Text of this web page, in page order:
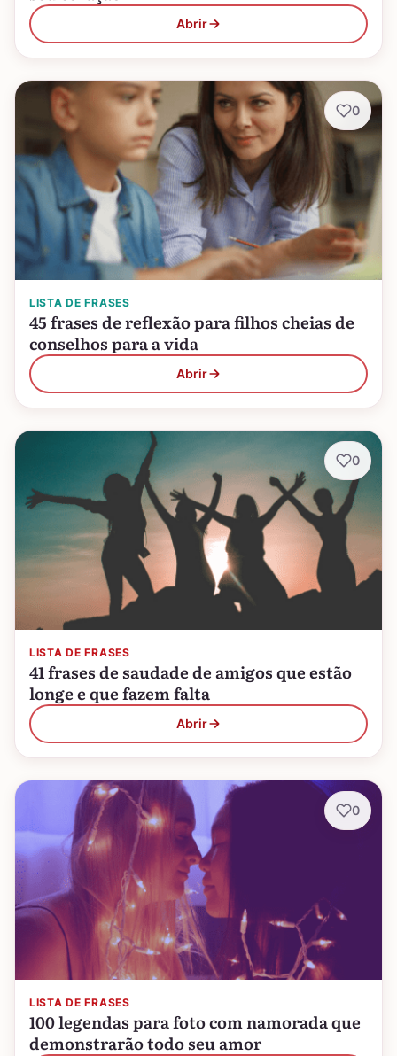
Abrir
LISTA DE FRASES
45 frases de reflexão para filhos cheias de
conselhos para a vida
Abrir
0
LISTA DE FRASES
41 frases de saudade de amigos que estão
longe e que fazem falta
Abrir
0
LISTA DE FRASES
100 legendas para foto com namorada que
demonstrarão todo seu amor
0